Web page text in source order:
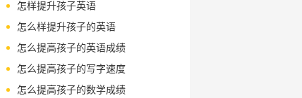
怎样提升孩子英语
怎么样提升孩子的英语
怎么提高孩子的英语成绩
怎么提高孩子的写字速度
怎么提高孩子的数学成绩